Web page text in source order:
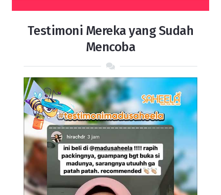
Testimoni Mereka yang Sudah
Mencoba